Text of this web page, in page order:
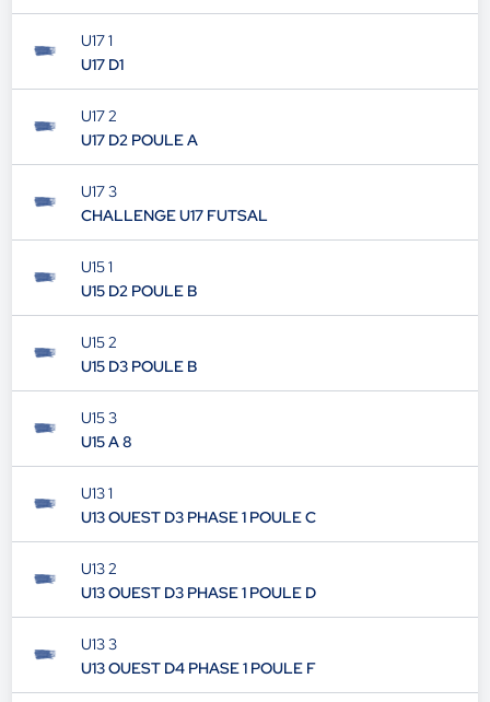
U17 1
U17 D1
U17 2
U17 D2 POULE A
U17 3
CHALLENGE U17 FUTSAL
U15 1
U15 D2 POULE B
U15 2
U15 D3 POULE B
U15 3
U15 A 8
U13 1
U13 OUEST D3 PHASE 1 POULE C
U13 2
U13 OUEST D3 PHASE 1 POULE D
U13 3
U13 OUEST D4 PHASE 1 POULE F